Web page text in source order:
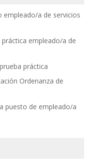
a de servicios
empleado/a de
práctica
Ordenanza de
puesto de empleado/a